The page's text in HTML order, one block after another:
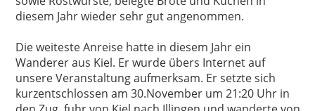
diesem Jahr wieder sehr gut angenommen.
Die weiteste Anreise hatte in diesem Jahr ein
Wanderer aus Kiel. Er wurde übers Internet auf
unsere Veranstaltung aufmerksam. Er setzte sich
kurzentschlossen am 30.November um 21:20 Uhr in